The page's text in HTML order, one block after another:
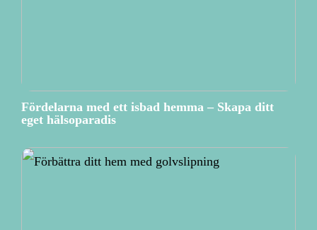
Fördelarna med ett isbad hemma – Skapa ditt
eget hälsoparadis